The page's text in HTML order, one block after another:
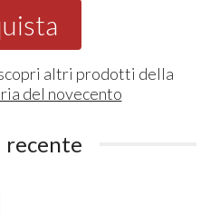
altri prodotti della
del novecento